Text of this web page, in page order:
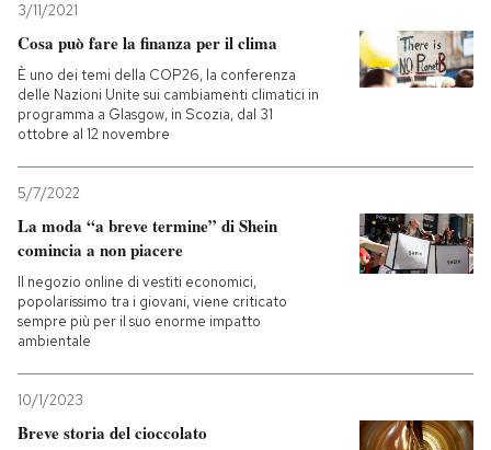
3/11/2021
Cosa può fare la finanza per il clima
È uno dei temi della COP26, la conferenza
delle Nazioni Unite sui cambiamenti climatici in
programma a Glasgow, in Scozia, dal 31
ottobre al 12 novembre
5/7/2022
La moda “a breve termine” di Shein
comincia a non piacere
Il negozio online di vestiti economici,
popolarissimo tra i giovani, viene criticato
sempre più per il suo enorme impatto
ambientale
10/1/2023
Breve storia del cioccolato